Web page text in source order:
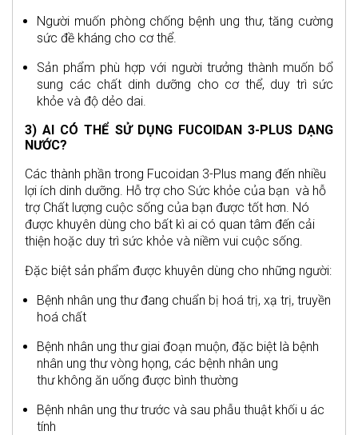
Người muốn phòng chống bệnh ung thư, tăng cường
sức đề kháng cho cơ thể.
Sản phẩm phù hợp với người trưởng thành muốn bổ
sung các chất dinh dưỡng cho cơ thể, duy trì sức
khỏe và độ dẻo dai.
3) AI CÓ THỂ SỬ DỤNG FUCOIDAN 3-PLUS DẠNG
NƯỚC?
Các thành phần trong Fucoidan 3-Plus mang đến nhiều
lợi ích dinh dưỡng. Hỗ trợ cho Sức khỏe của bạn và hỗ
trợ Chất lượng cuộc sống của bạn được tốt hơn. Nó
được khuyên dùng cho bất kì ai có quan tâm đến cải
thiện hoặc duy trì sức khỏe và niềm vui cuộc sống.
Đặc biệt sản phẩm được khuyên dùng cho những người:
Bệnh nhân ung thư đang chuẩn bị hoá trị, xạ trị, truyền
hoá chất
Bệnh nhân ung thư giai đoạn muộn, đặc biệt là bệnh
nhân ung thư vòng họng, các bệnh nhân ung
thư không ăn uống được bình thường
Bệnh nhân ung thư trước và sau phẫu thuật khối u ác
tính